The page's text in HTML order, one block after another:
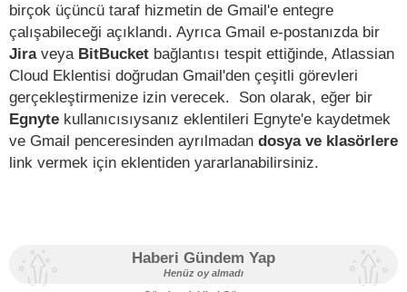
birçok üçüncü taraf hizmetin de Gmail'e entegre
çalışabileceği açıklandı. Ayrıca Gmail e-postanızda bir
Jira veya BitBucket bağlantısı tespit ettiğinde, Atlassian
Cloud Eklentisi doğrudan Gmail'den çeşitli görevleri
gerçekleştirmenize izin verecek. Son olarak, eğer bir
Egnyte kullanıcısıysanız eklentileri Egnyte'e kaydetmek
ve Gmail penceresinden ayrılmadan dosya ve klasörlere
link vermek için eklentiden yararlanabilirsiniz.
Haberi Gündem Yap
Henüz oy almadı